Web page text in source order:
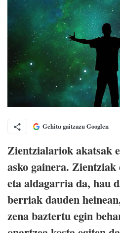
Gehitu gaitzazu Googlen
Zientzialariok akatsak
asko gainera.
eta aldagarria da, hau
berriak dauden
zena baztertu egin